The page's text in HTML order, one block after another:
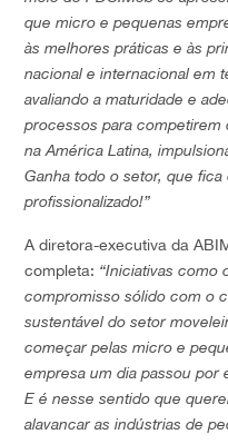
que micro e pequenas
às melhores práticas e às
nacional e internacional em
avaliando a maturidade e
processos para competirem
na América Latina,
Ganha todo o setor, que
profissionalizado!”
A diretora-executiva da
completa: “Iniciativas como
compromisso sólido com o
sustentável do setor
começar pelas micro e
empresa um dia passou por
E é nesse sentido que
alavancar as indústrias de